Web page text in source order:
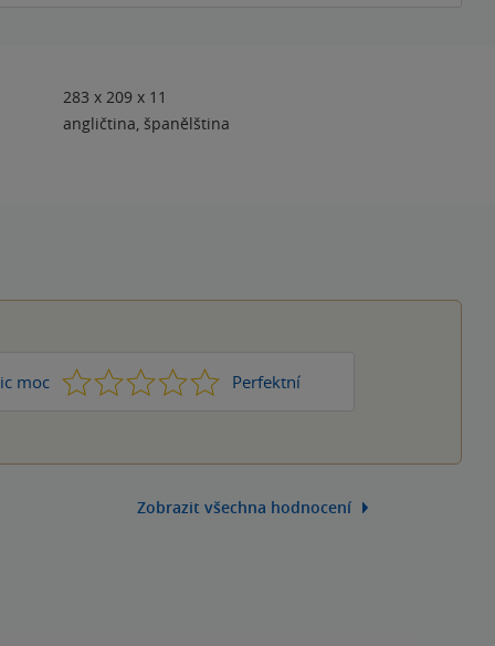
283 x 209 x 11
angličtina, španělština
moc 1 2 3 4 Perfektní
5
Zobrazit všechna hodnocení